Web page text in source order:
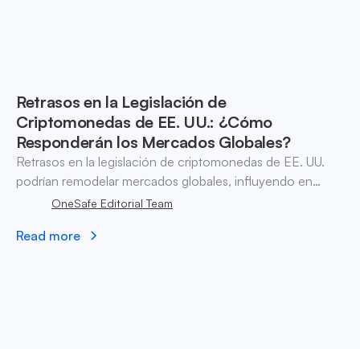
Retrasos en la Legislación de
Criptomonedas de EE. UU.: ¿Cómo
Responderán los Mercados Globales?
Retrasos en la legislación de criptomonedas de EE. UU.
podrían remodelar mercados globales, influyendo en
tendencias de adopción en Europa y Asia, mientras
OneSafe Editorial Team
Read more